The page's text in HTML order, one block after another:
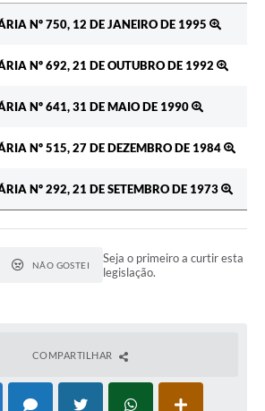
Nº 750, 12 DE JANEIRO DE 1995
Nº 692, 21 DE OUTUBRO DE 1992
Nº 641, 31 DE MAIO DE 1990
Nº 515, 27 DE DEZEMBRO DE 1984
Nº 292, 21 DE SETEMBRO DE 1973
NÃO GOSTEI
Seja o primeiro a curtir esta
legislação.
COMPARTILHAR